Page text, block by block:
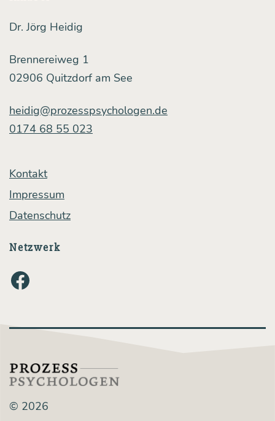
Dr. Jörg Heidig
Brennereiweg 1
02906 Quitzdorf am See
heidig@prozesspsychologen.de
0174 68 55 023
Kontakt
Impressum
Datenschutz
Netzwerk
Facebook
© 2026